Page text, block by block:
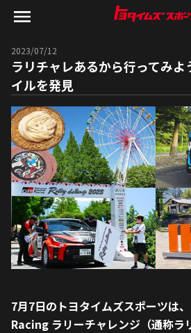
2023/07/12
ラリチャレあるから行ってみ
イルを発見
7月7日のトヨタイムズスポーツは
Racing ラリーチャレンジ（通称ラ